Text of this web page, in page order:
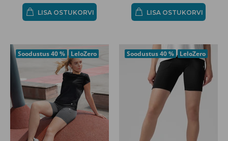
LISA OSTUKORVI LISA OSTUKORVI
Soodustus40 % LeloZero Soodustus40 % LeloZero